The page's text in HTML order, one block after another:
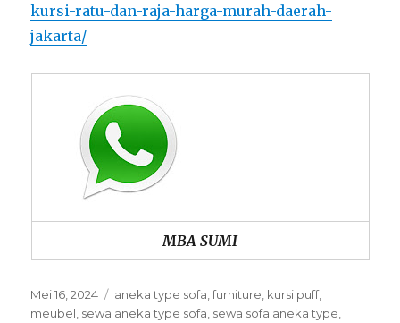
kursi-ratu-dan-raja-harga-murah-daerah-
jakarta/
MBA SUMI
Posted
on
Mei 16, 2024 Categories
aneka type sofa ,furniture kursi puff,
meubel sewa aneka type sofa sewa sofa aneka type